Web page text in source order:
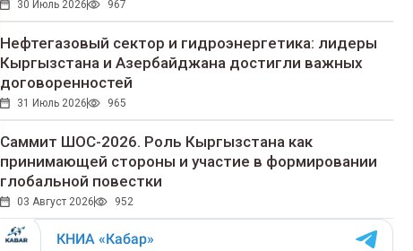
30 Июль 2026 967
Нефтегазовый сектор и гидроэнергетика: лидеры
Кыргызстана и Азербайджана достигли важных
договоренностей
31 Июль 2026 965
Саммит ШОС-2026. Роль Кыргызстана как
принимающей стороны и участие в формировании
глобальной повестки
03 Август 2026 952